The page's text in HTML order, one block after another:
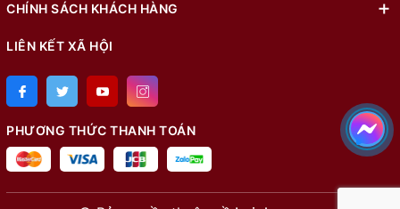
CHÍNH SÁCH KHÁCH HÀNG
LIÊN KẾT XÃ HỘI
PHƯƠNG THỨC THANH TOÁN